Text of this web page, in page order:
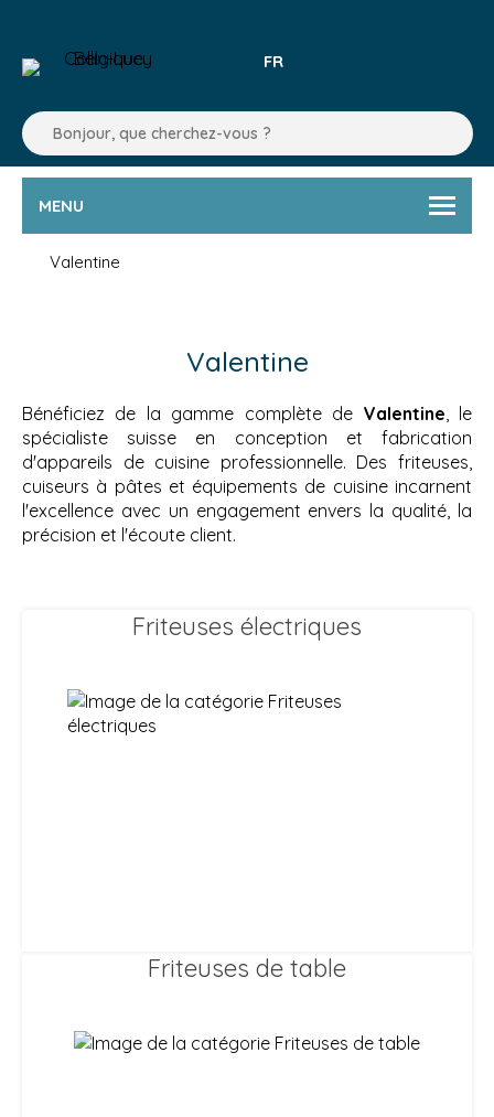
FR
MENU
Valentine
Valentine
Bénéficiez de la gamme complète de Valentine, le
spécialiste suisse en conception et fabrication
d'appareils de cuisine professionnelle. Des friteuses,
cuiseurs à pâtes et équipements de cuisine incarnent
l'excellence avec un engagement envers la qualité, la
précision et l'écoute client.
Friteuses électriques
Friteuses de table